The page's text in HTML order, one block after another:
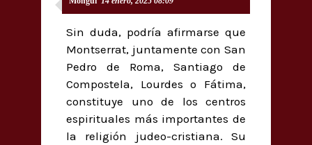
Sin duda, podría afirmarse que
Montserrat, juntamente con San
Pedro de Roma, Santiago de
Compostela, Lourdes o Fátima,
constituye uno de los centros
espirituales más importantes de
la religión judeo-cristiana. Su